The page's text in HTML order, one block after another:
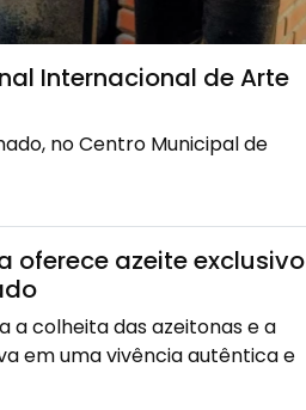
Internacional de Arte
no Centro Municipal de
oferece azeite exclusivo
a colheita das azeitonas e a
em uma vivência autêntica e